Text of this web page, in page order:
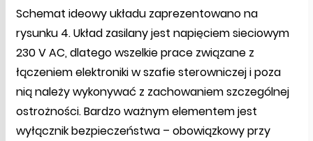
Schemat ideowy układu zaprezentowano na
rysunku 4. Układ zasilany jest napięciem sieciowym
230 V AC, dlatego wszelkie prace związane z
łączeniem elektroniki w szafie sterowniczej i poza
nią należy wykonywać z zachowaniem szczególnej
ostrożności. Bardzo ważnym elementem jest
wyłącznik bezpieczeństwa – obowiązkowy przy